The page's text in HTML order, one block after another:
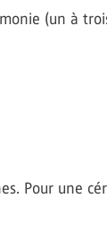
(un à
Pour une